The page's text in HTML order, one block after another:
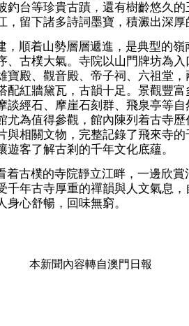
釣台等珍貴古蹟，還有樹齡悠久
，留下諸多詩詞墨寶，積澱出深
順着山勢層層遞進，是典型的嶺
、古樸大氣。寺院以山門牌坊為
寶殿、觀音殿、帝子祠、六祖堂，
配紅牆黛瓦，古韻十足。景觀豐
談經石、摩崖石刻群、飛泉亭等
尤為值得參觀，館內陳列着古寺
與相關文物，完整記錄了飛來寺
遊客了解古剎的千年文化底蘊。
古樸的寺院靜立江畔，一邊欣賞
千年古寺厚重的禪韻與人文氣息
身心舒暢，回味無窮。
本新聞內容轉自澳門日報